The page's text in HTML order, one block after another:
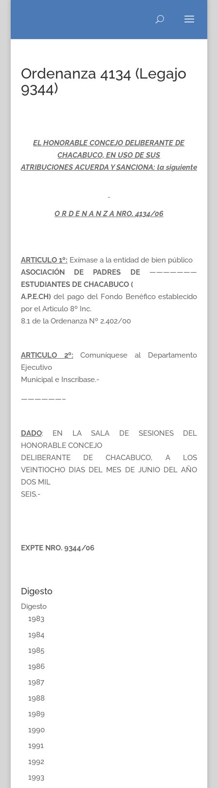
Ordenanza 4134 (Legajo
9344)
EL HONORABLE CONCEJO DELIBERANTE DE
CHACABUCO, EN USO DE SUS
ATRIBUCIONES ACUERDA Y SANCIONA: la siguiente
O R D E N A N Z A NRO. 4134/06
ARTICULO 1º: Exímase a la entidad de bien público
ASOCIACIÓN DE PADRES DE———————
ESTUDIANTES DE CHACABUCO (
A.P.E.CH) del pago del Fondo Benéfico establecido
por el Articulo 8º Inc.
8.1 de la Ordenanza Nº 2.402/00
ARTICULO 2º: Comuníquese al Departamento
Ejecutivo
Municipal e Inscríbase.-
——————–
DADO: EN LA SALA DE SESIONES DEL
HONORABLE CONCEJO
DELIBERANTE DE CHACABUCO, A LOS
VEINTIOCHO DIAS DEL MES DE JUNIO DEL AÑO
DOS MIL
SEIS.-
EXPTE NRO. 9344/06
Digesto
Digesto
1983
1984
1985
1986
1987
1988
1989
1990
1991
1992
1993